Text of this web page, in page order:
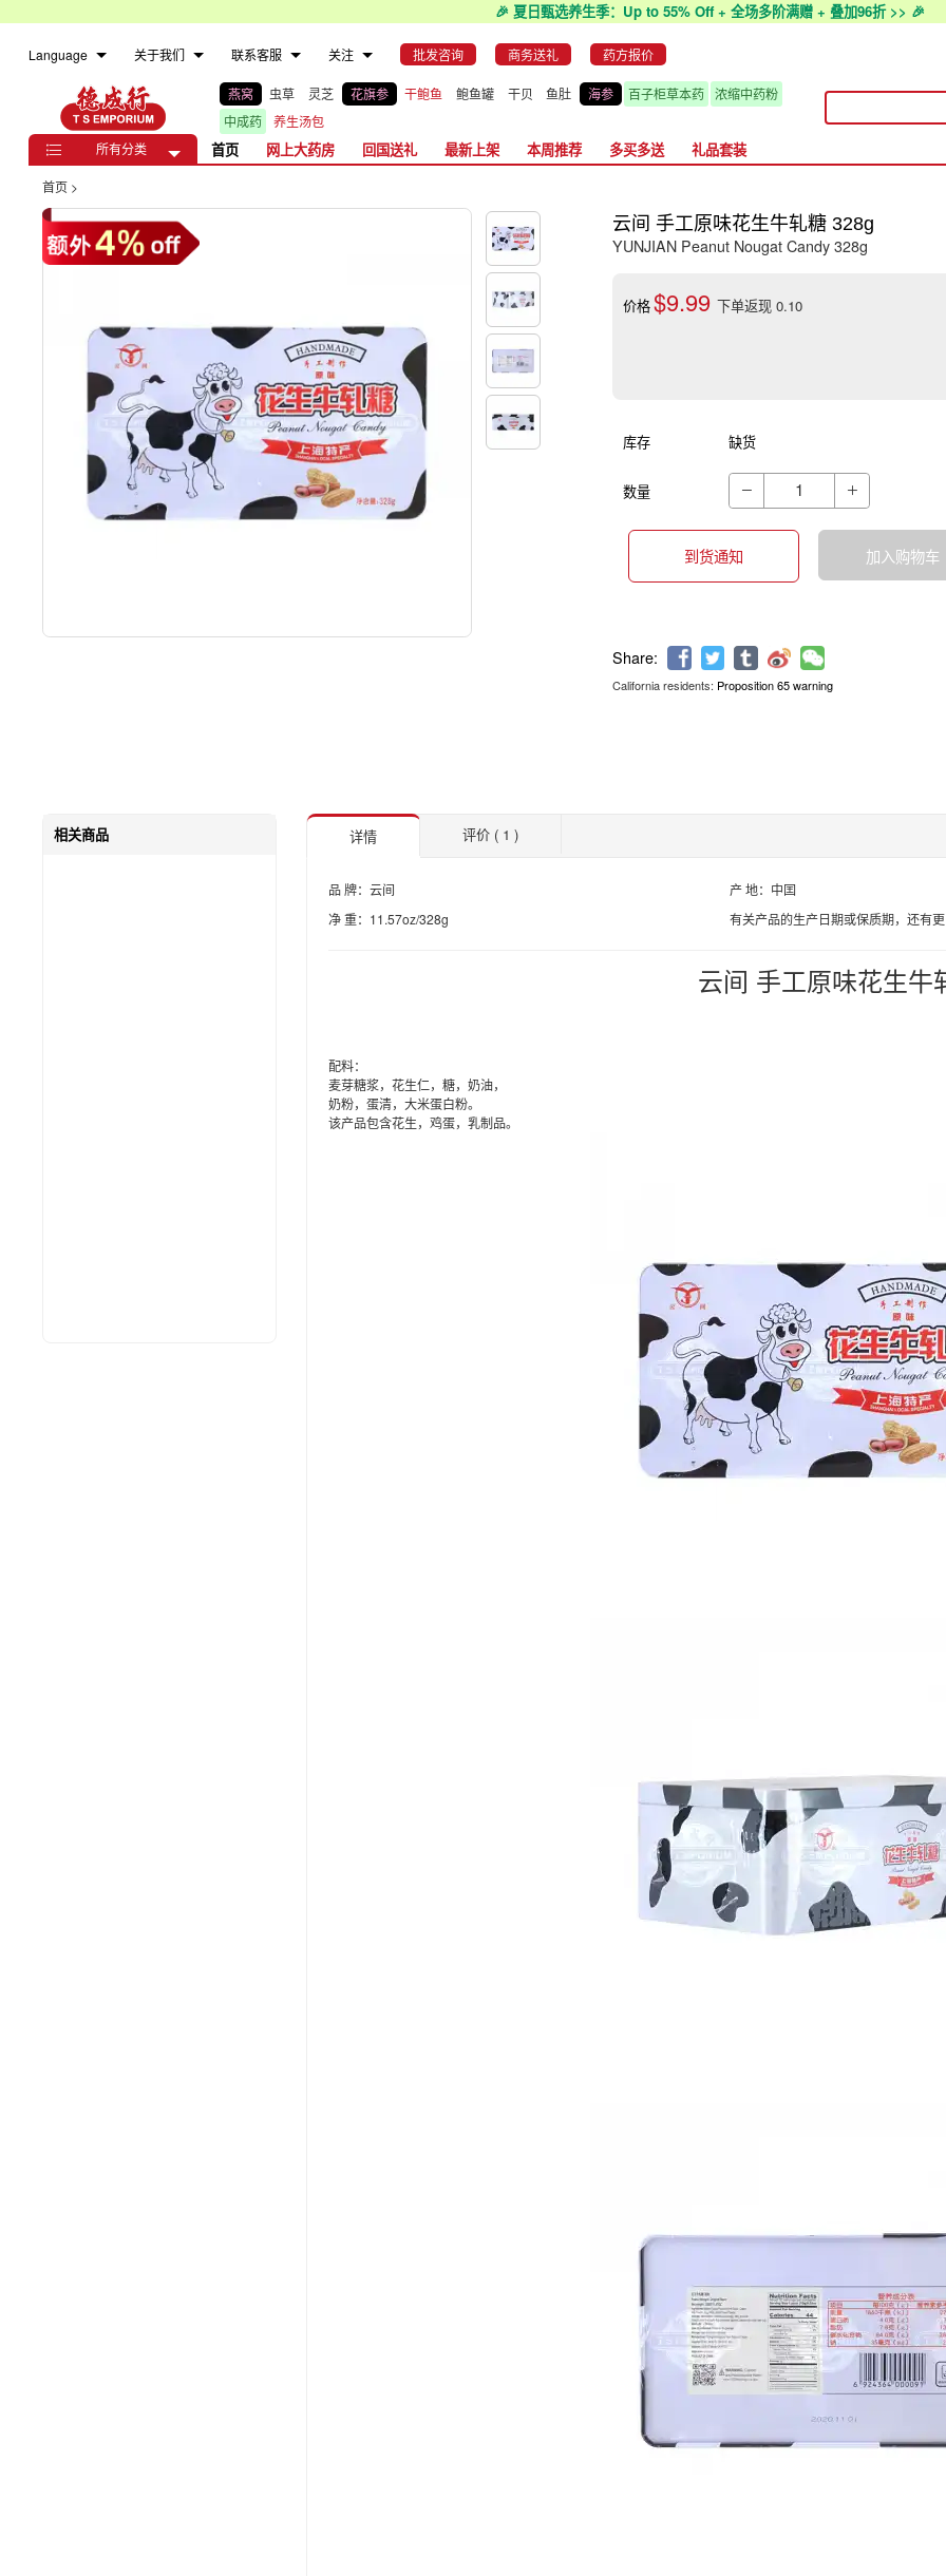
🎉 夏日甄选养生季：Up to 55% Off + 全场多阶满赠 + 叠加96折 >> 🎉
Language 关于我们 联系客服 关注 批发咨询 商务送礼 药方报价
燕窝 虫草 灵芝 花旗参 干鲍鱼 鲍鱼罐 干贝 鱼肚 海参 百子柜草本药
浓缩中药粉
中成药
养生汤包
 所有分类 首页 网上大药房 回国送礼 最新上架 本周推荐 多买多送 礼品套装
首页 >
云间 手工原味花生牛轧糖 328g
YUNJIAN Peanut Nougat Candy 328g
价格$9.99下单返现 0.10
库存 缺货
数量  
到货通知 加入购物车
California residents: Proposition 65 warning
相关商品 详情 评价 ( 1 )
品 牌：云间
产 地：中囯
净 重：11.57oz/328g
有关产品的生产日期或保质期，还有
云间 手工原味花生牛
配料：
麦芽糖浆，花生仁，糖，奶油，
奶粉，蛋清，大米蛋白粉。
该产品包含花生，鸡蛋，乳制品。